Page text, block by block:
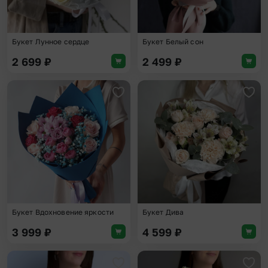
Букет Лунное сердце
2 699 ₽
Букет Белый сон
2 499 ₽
Добавить в избранное
Букет Вдохновение яркости
3 999 ₽
Букет Дива
4 599 ₽